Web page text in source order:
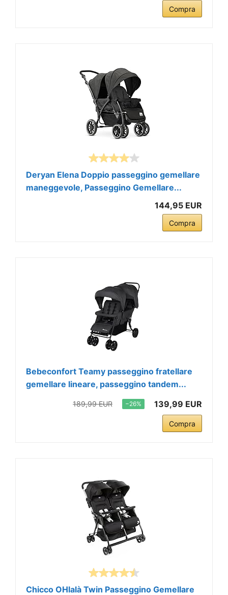
Compra
Deryan Elena Doppio passeggino gemellare
maneggevole, Passeggino Gemellare...
144,95 EUR
Compra
Bebeconfort Teamy passeggino fratellare
gemellare lineare, passeggino tandem...
189,99 EUR −26% 139,99 EUR
Compra
Chicco OHlalà Twin Passeggino Gemellare